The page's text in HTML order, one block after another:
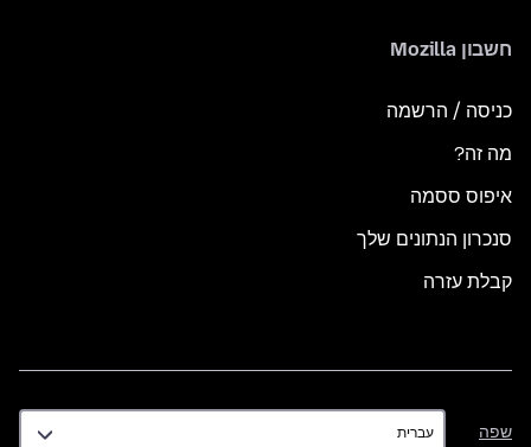
חשבון Mozilla
כניסה / הרשמה
מה זה?
איפוס ססמה
סנכרון הנתונים שלך
קבלת עזרה
שפה
שפה